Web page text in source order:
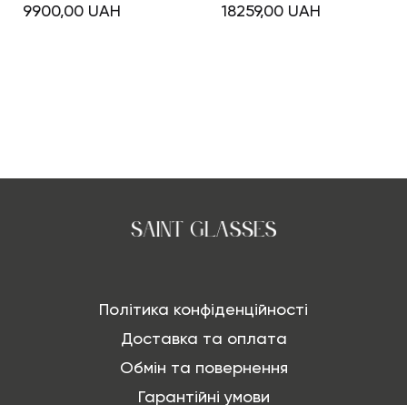
9900,00 UAH 18259,00 UAH
Політика конфіденційності
Доставка та оплата
Обмін та повернення
Гарантійні умови